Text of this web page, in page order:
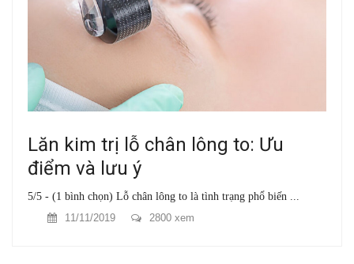
Lăn kim trị lỗ chân lông to: Ưu
điểm và lưu ý
5/5 - (1 bình chọn) Lỗ chân lông to là tình trạng phổ biến ...
11/11/2019
2800 xem